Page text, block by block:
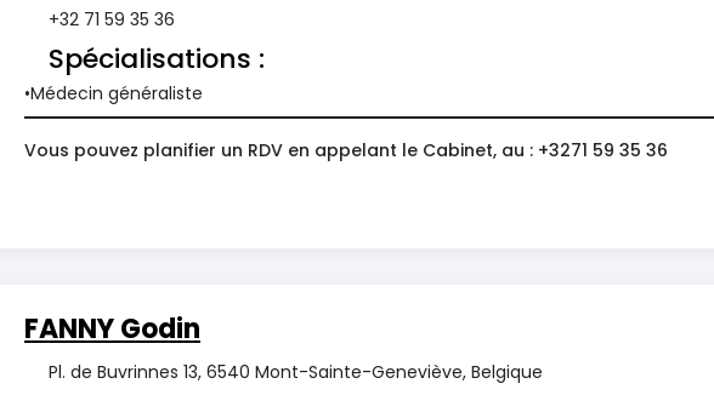
+32 71 59 35 36
Spécialisations :
Médecin généraliste
Vous pouvez planifier un RDV en appelant le Cabinet, au : +3271 59 35 36
FANNY Godin
Pl. de Buvrinnes 13, 6540 Mont-Sainte-Geneviève, Belgique